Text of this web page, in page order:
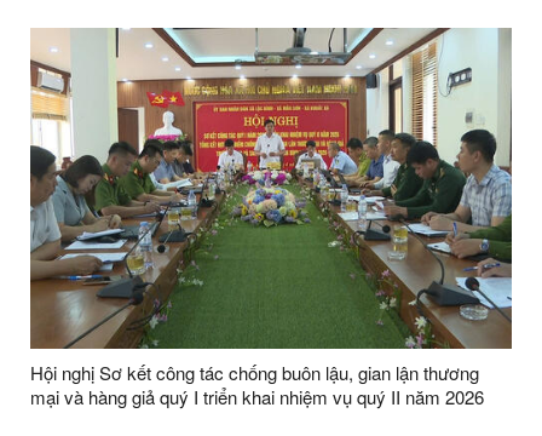
Hội nghị Sơ kết công tác chống buôn lậu, gian lận thương
mại và hàng giả quý I triển khai nhiệm vụ quý II năm 2026